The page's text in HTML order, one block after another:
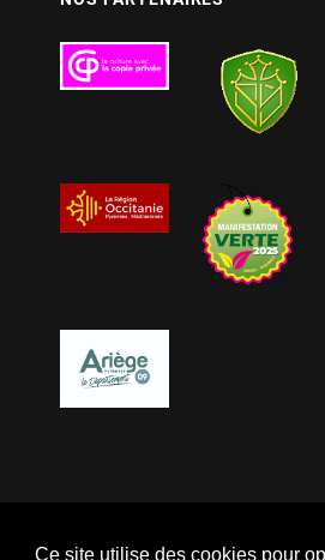
Ce site utilise des cookies pour